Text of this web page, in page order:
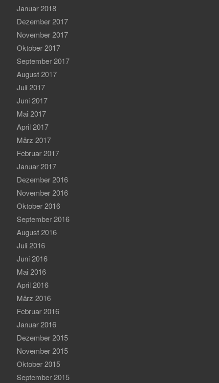
Januar 2018
Dezember 2017
November 2017
Oktober 2017
September 2017
August 2017
Juli 2017
Juni 2017
Mai 2017
April 2017
März 2017
Februar 2017
Januar 2017
Dezember 2016
November 2016
Oktober 2016
September 2016
August 2016
Juli 2016
Juni 2016
Mai 2016
April 2016
März 2016
Februar 2016
Januar 2016
Dezember 2015
November 2015
Oktober 2015
September 2015